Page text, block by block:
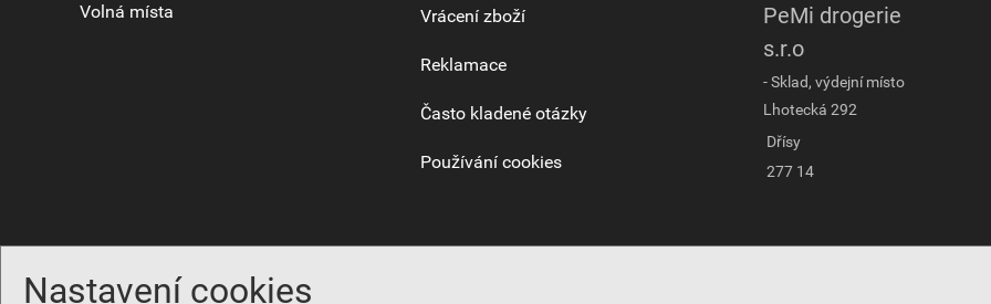
Nastavení cookies
Volná místa Vrácení zboží
Reklamace
Často kladené otázky
Používání cookies
PeMi drogerie
s.r.o
- Sklad, výdejní místo
Lhotecká 292
Dřísy
277 14